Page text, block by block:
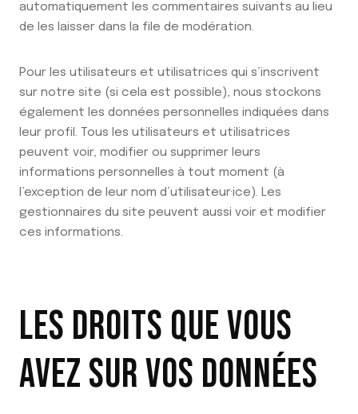
automatiquement les commentaires suivants au lieu
de les laisser dans la file de modération.
Pour les utilisateurs et utilisatrices qui s’inscrivent
sur notre site (si cela est possible), nous stockons
également les données personnelles indiquées dans
leur profil. Tous les utilisateurs et utilisatrices
peuvent voir, modifier ou supprimer leurs
informations personnelles à tout moment (à
l’exception de leur nom d’utilisateur·ice). Les
gestionnaires du site peuvent aussi voir et modifier
ces informations.
LES DROITS QUE VOUS
AVEZ SUR VOS DONNÉES